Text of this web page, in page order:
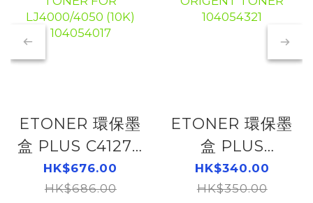
ETONER 環保墨
盒 PLUS C4127X
ORIGENT
TONER FOR
HK$676.00
HK$686.00
ETONER 環保墨
盒 PLUS
TN2380
ORIGENT
HK$340.00
HK$350.00